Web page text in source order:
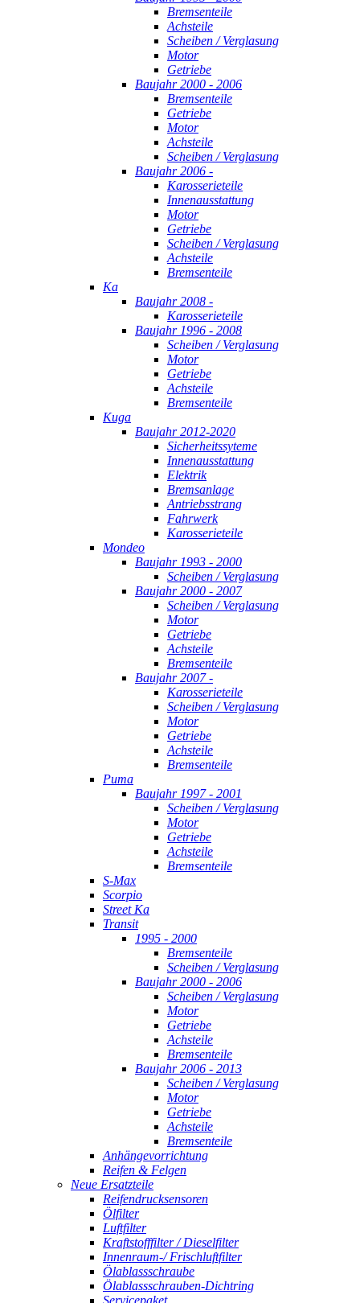
Bremsenteile
Achsteile
Scheiben / Verglasung
Motor
Getriebe
Baujahr 2000 - 2006
Bremsenteile
Getriebe
Motor
Achsteile
Scheiben / Verglasung
Baujahr 2006 -
Karosserieteile
Innenausstattung
Motor
Getriebe
Scheiben / Verglasung
Achsteile
Bremsenteile
Ka
Baujahr 2008 -
Karosserieteile
Baujahr 1996 - 2008
Scheiben / Verglasung
Motor
Getriebe
Achsteile
Bremsenteile
Kuga
Baujahr 2012-2020
Sicherheitssyteme
Innenausstattung
Elektrik
Bremsanlage
Antriebsstrang
Fahrwerk
Karosserieteile
Mondeo
Baujahr 1993 - 2000
Scheiben / Verglasung
Baujahr 2000 - 2007
Scheiben / Verglasung
Motor
Getriebe
Achsteile
Bremsenteile
Baujahr 2007 -
Karosserieteile
Scheiben / Verglasung
Motor
Getriebe
Achsteile
Bremsenteile
Puma
Baujahr 1997 - 2001
Scheiben / Verglasung
Motor
Getriebe
Achsteile
Bremsenteile
S-Max
Scorpio
Street Ka
Transit
1995 - 2000
Bremsenteile
Scheiben / Verglasung
Baujahr 2000 - 2006
Scheiben / Verglasung
Motor
Getriebe
Achsteile
Bremsenteile
Baujahr 2006 - 2013
Scheiben / Verglasung
Motor
Getriebe
Achsteile
Bremsenteile
Anhängevorrichtung
Reifen & Felgen
Neue Ersatzteile
Reifendrucksensoren
Ölfilter
Luftfilter
Kraftstofffilter / Dieselfilter
Innenraum-/ Frischluftfilter
Ölablassschraube
Ölablassschrauben-Dichtring
Servicepaket